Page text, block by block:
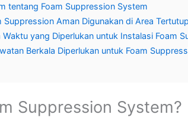
tentang Foam Suppression System
Suppression Aman Digunakan di Area
Waktu yang Diperlukan untuk Instalasi Foam
Berkala Diperlukan untuk Foam
Suppression System?